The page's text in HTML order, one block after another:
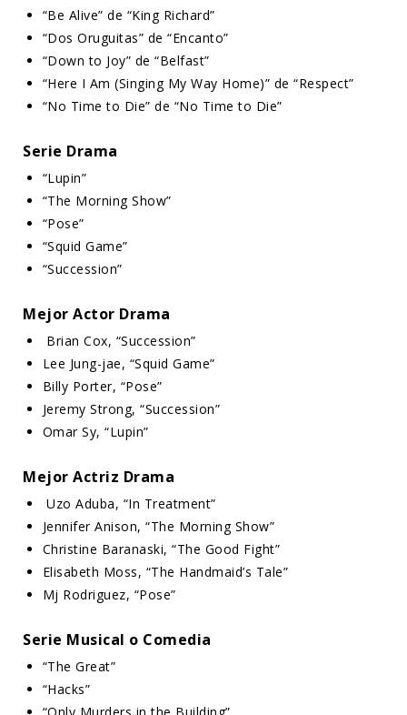
“Be Alive” de “King Richard”
“Dos Oruguitas” de “Encanto”
“Down to Joy” de “Belfast”
“Here I Am (Singing My Way Home)” de “Respect”
“No Time to Die” de “No Time to Die”
Serie Drama
“Lupin”
“The Morning Show”
“Pose”
“Squid Game”
“Succession”
Mejor Actor Drama
Brian Cox, “Succession”
Lee Jung-jae, “Squid Game”
Billy Porter, “Pose”
Jeremy Strong, “Succession”
Omar Sy, “Lupin”
Mejor Actriz Drama
Uzo Aduba, “In Treatment”
Jennifer Anison, “The Morning Show”
Christine Baranaski, “The Good Fight”
Elisabeth Moss, “The Handmaid’s Tale”
Mj Rodriguez, “Pose”
Serie Musical o Comedia
“The Great”
“Hacks”